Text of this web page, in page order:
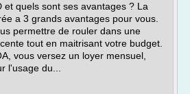
et quels sont ses avantages ? La
a 3 grands avantages pour vous.
permettre de rouler dans une
tout en maitrisant votre budget.
vous versez un loyer mensuel,
l'usage du...